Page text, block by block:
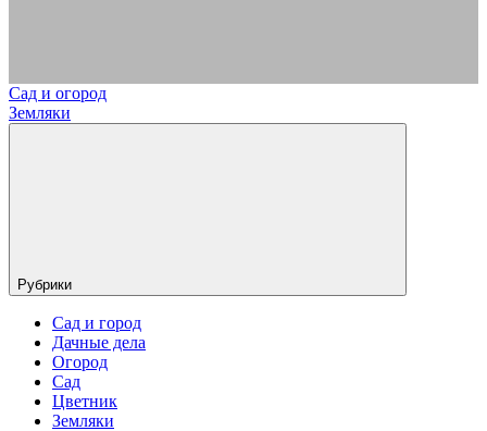
Сад и огород
Земляки
Рубрики
Сад и город
Дачные дела
Огород
Сад
Цветник
Земляки